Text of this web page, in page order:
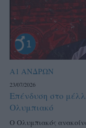
Α1 ΑΝΔΡΩΝ
23/07/2026
Επένδυση στο
Ολυμπιακό
Ο Ολυμπιακός